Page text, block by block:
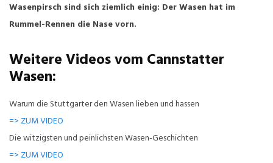
Wasenpirsch sind sich ziemlich einig: Der Wasen hat im
Rummel-Rennen die Nase vorn.
Weitere Videos vom Cannstatter
Wasen:
Warum die Stuttgarter den Wasen lieben und hassen
=> ZUM VIDEO
Die witzigsten und peinlichsten Wasen-Geschichten
=> ZUM VIDEO